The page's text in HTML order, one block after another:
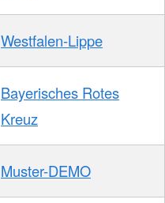
Westfalen-Lippe
Bayerisches Rotes
Kreuz
Muster-DEMO